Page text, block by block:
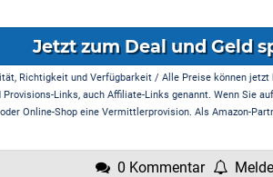
Jetzt zum Deal und Geld
Richtigkeit und Verfügbarkeit / Alle Preise können
Links, auch Affiliate-Links genannt. Wenn Sie
Online-Shop eine Vermittlerprovision. Als Amazon-
0 Kommentar